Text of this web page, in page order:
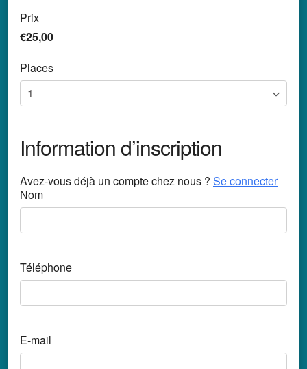
Prix
€25,00
Places
Information d’inscription
Avez-vous déjà un compte chez nous ? Se connecter
Nom
Téléphone
E-mail